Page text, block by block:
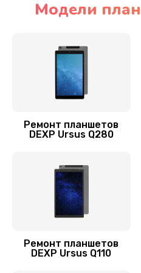
Ремонт
Замена
Модели
Ремонт планшетов
DEXP Ursus Q280
Ремонт планшетов
DEXP Ursus Q110